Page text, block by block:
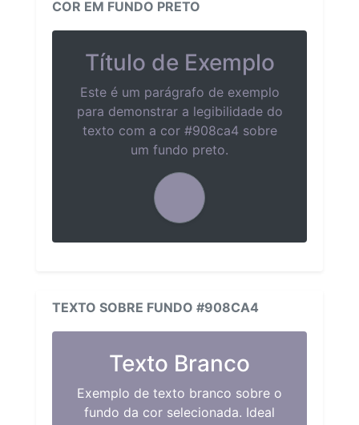
COR EM FUNDO PRETO
Título de Exemplo
Este é um parágrafo de exemplo
para demonstrar a legibilidade do
texto com a cor #908ca4 sobre
um fundo preto.
TEXTO SOBRE FUNDO #908CA4
Texto Branco
Exemplo de texto branco sobre o
fundo da cor selecionada. Ideal